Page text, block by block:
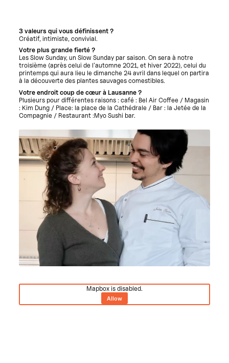
3 valeurs qui vous définissent ?
Créatif, intimiste, convivial.
Votre plus grande fierté ?
Les Slow Sunday, un Slow Sunday par saison. On sera à notre
troisième (après celui de l’automne 2021, et hiver 2022), celui du
printemps qui aura lieu le dimanche 24 avril dans lequel on partira
à la découverte des plantes sauvages comestibles.
Votre endroit coup de cœur à Lausanne ?
Plusieurs pour différentes raisons : café : Bel Air Coffee / Magasin
: Kim Dung / Place: la place de la Cathédrale / Bar : la Jetée de la
Compagnie / Restaurant :Myo Sushi bar.
Mapbox is disabled.
Allow